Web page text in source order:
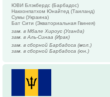
ЮВИ Блэкбердс (Барбадос)
Накхонпатхом Юнайтед (Таиланд)
Сумы (Украина)
Бат Сити (Экваториальная Гвинея)
зам. в Мбале Хироус (Уганда)
зам. в Аль-Синаа (Ирак)
зам. в сборной Барбадоса (мол.)
зам. в сборной Барбадоса (юн.)